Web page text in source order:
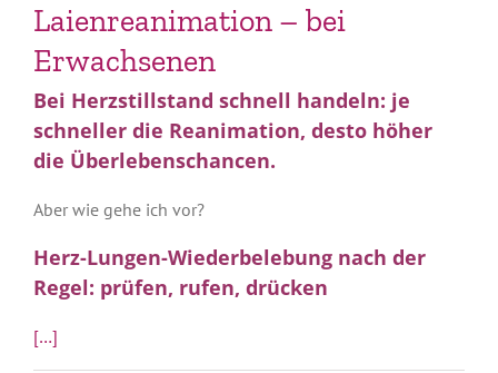
Laienreanimation – bei
Erwachsenen
Bei Herzstillstand schnell handeln: je
schneller die Reanimation, desto höher
die Überlebenschancen.
Aber wie gehe ich vor?
Herz-Lungen-Wiederbelebung nach der
Regel: prüfen, rufen, drücken
[…]